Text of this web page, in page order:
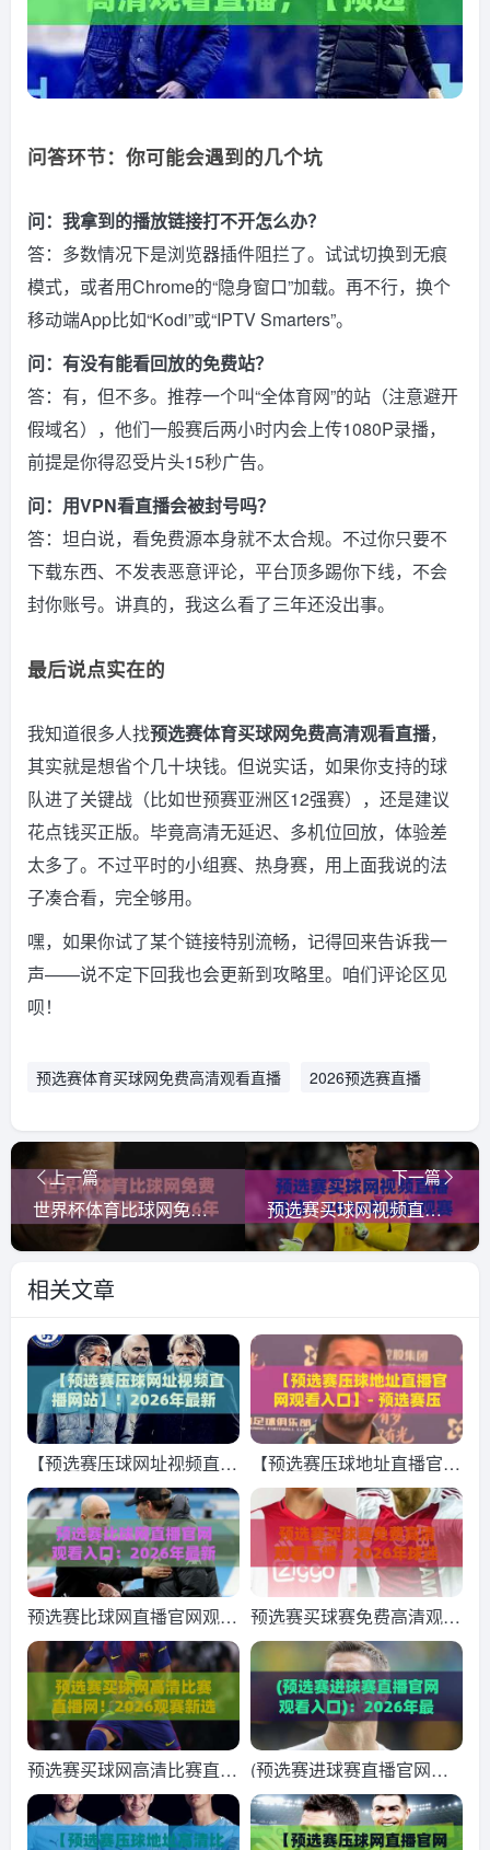
问答环节：你可能会遇到的几个坑
问：我拿到的播放链接打不开怎么办？
答：多数情况下是浏览器插件阻拦了。试试切换到无痕
模式，或者用Chrome的“隐身窗口”加载。再不行，换个
移动端App比如“Kodi”或“IPTV Smarters”。
问：有没有能看回放的免费站？
答：有，但不多。推荐一个叫“全体育网”的站（注意避开
假域名），他们一般赛后两小时内会上传1080P录播，
前提是你得忍受片头15秒广告。
问：用VPN看直播会被封号吗？
答：坦白说，看免费源本身就不太合规。不过你只要不
下载东西、不发表恶意评论，平台顶多踢你下线，不会
封你账号。讲真的，我这么看了三年还没出事。
最后说点实在的
我知道很多人找预选赛体育买球网免费高清观看直播，
其实就是想省个几十块钱。但说实话，如果你支持的球
队进了关键战（比如世预赛亚洲区12强赛），还是建议
花点钱买正版。毕竟高清无延迟、多机位回放，体验差
太多了。不过平时的小组赛、热身赛，用上面我说的法
子凑合看，完全够用。
嘿，如果你试了某个链接特别流畅，记得回来告诉我一
声——说不定下回我也会更新到攻略里。咱们评论区见
呗！
预选赛体育买球网免费高清观看直播 2026预选赛直播
上一篇
世界杯体育比球网免费高清观看直播，2026年(世界杯体育比球网)观赛全攻略！
下一篇
预选赛买球网视频直播网站：2026年最新观赛指南与平台实测
相关文章
【预选赛压球网址视频直播
网站】！2026年最新观赛
指南与避坑技巧
【预选赛压球地址直播官网
观看入口】- 预选赛压球地
址直播官网观看入口指南：
2026赛季最新入口与观看
技巧
预选赛比球网直播官网观看
入口：2026年最新官方通
道与观赛全攻略
预选赛买球赛免费高清观看
直播：2026年球迷必备的
观赛指南（预选赛）
预选赛买球网高清比赛直播
网！2026观赛新选择，懂
的都懂
(预选赛进球赛直播官网观
看入口)：2026年最全指南
——从官网找到高清直播，